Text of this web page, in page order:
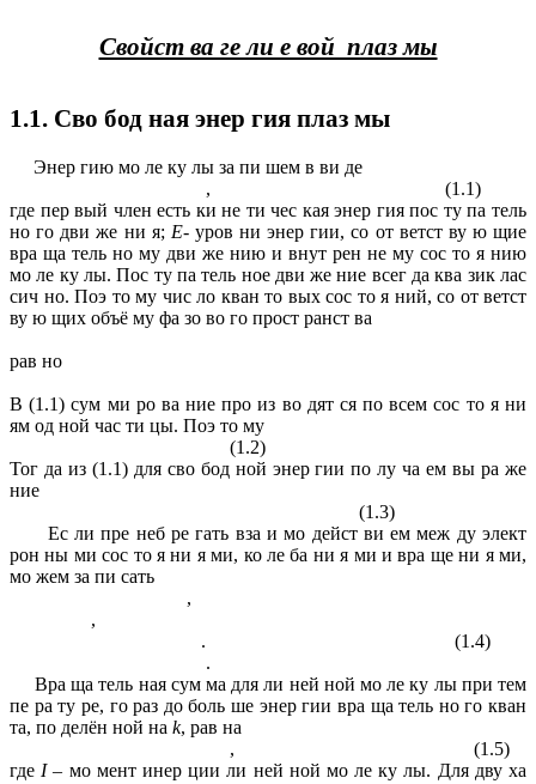
Свойст ва ге ли е вой плаз мы
1.1. Сво бод ная энер гия плаз мы
Энер гию мо ле ку лы за пи шем в ви де
, (1.1)
где пер вый член есть ки не ти чес кая энер гия пос ту па тель
но го дви же ни я; Е- уров ни энер гии, со от ветст ву ю щие
вра ща тель но му дви же нию и внут рен не му сос то я нию
мо ле ку лы. Пос ту па тель ное дви же ние всег да ква зик лас
сич но. Поэ то му чис ло кван то вых сос то я ний, со от ветст
ву ю щих объё му фа зо во го прост ранст ва
рав но
В (1.1) сум ми ро ва ние про из во дят ся по всем сос то я ни
ям од ной час ти цы. Поэ то му
(1.2)
Тог да из (1.1) для сво бод ной энер гии по лу ча ем вы ра же
ние
(1.3)
Ес ли пре неб ре гать вза и мо дейст ви ем меж ду элект
рон ны ми сос то я ни я ми, ко ле ба ни я ми и вра ще ни я ми,
мо жем за пи сать
,
,
. (1.4)
.
Вра ща тель ная сум ма для ли ней ной мо ле ку лы при тем
пе ра ту ре, го раз до боль ше энер гии вра ща тель но го кван
та, по делён ной на k, рав на
, (1.5)
где I– мо мент инер ции ли ней ной мо ле ку лы. Для дву ха